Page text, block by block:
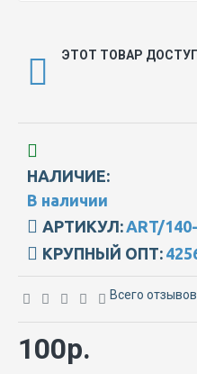
ЭТОТ ТОВАР
НАЛИЧИЕ:
В наличии
АРТИКУЛ: ART/
КРУПНЫЙ ОПТ:
Всего
100р.